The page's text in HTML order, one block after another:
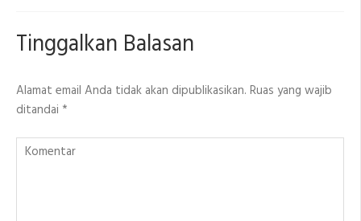
Tinggalkan Balasan
Alamat email Anda tidak akan dipublikasikan. Ruas yang wajib
ditandai *
Komentar